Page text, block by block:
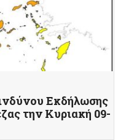
Εκδήλωσης
την Κυριακή 09-